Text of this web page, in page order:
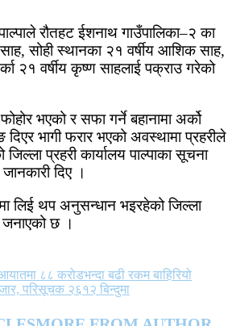
रौतहट ईशनाथ गाउँपालिका–२ का
सोही स्थानका २१ वर्षीय आशिक साह,
२१ वर्षीय कृष्ण साहलाई पक्राउ गरेको
भएको र सफा गर्ने बहानामा अर्को
भागी फरार भएको अवस्थामा प्रहरीले
प्रहरी कार्यालय पाल्पाका सूचना
दिए ।
लिई थप अनुसन्धान भइरहेको जिल्ला
जनाएको छ ।
८८ करोडभन्दा बढी रकम बाहिरियो
परिसूचक २६१२ बिन्दुमा